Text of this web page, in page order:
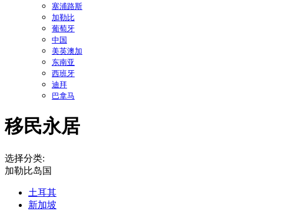
塞浦路斯
加勒比
葡萄牙
中国
美英澳加
东南亚
西班牙
迪拜
巴拿马
移民永居
选择分类:
加勒比岛国
土耳其
新加坡